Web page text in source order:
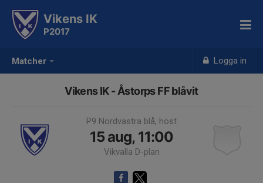
Matcher Logga in
Vikens IK
P2017
Vikens IK - Åstorps FF blåvit
P9 Nordvästra blå, höst
15 aug, 11:00
Vikvalla D-plan